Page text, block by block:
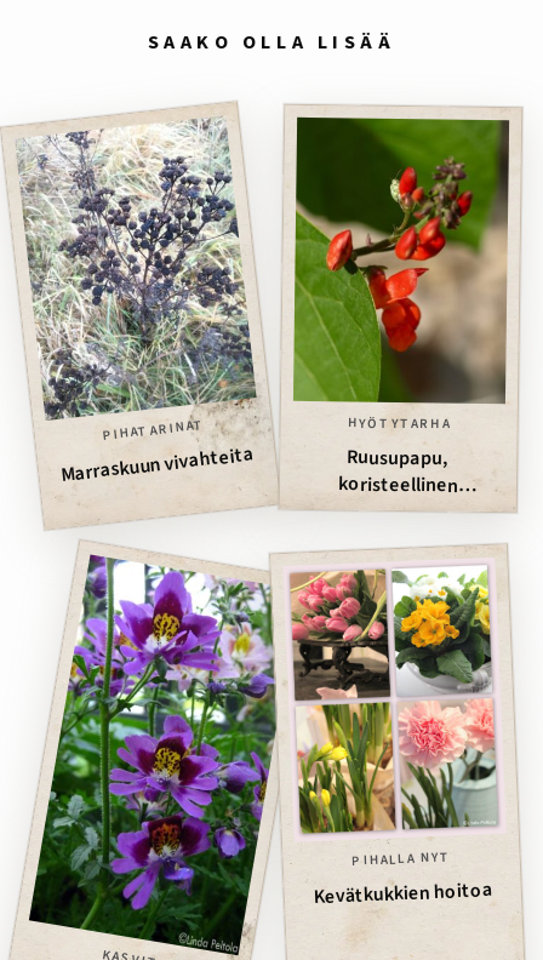
SAAKO OLLA LISÄÄ
PIHATARINAT
Marraskuun vivahteita
HYÖTYTARHA
Ruusupapu,
koristeellinen
hyötykasvi
PIHALLA NYT
Kevätkukkien hoitoa